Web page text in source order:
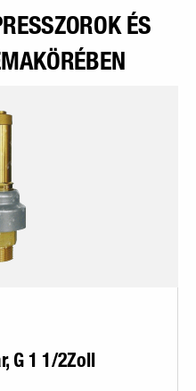
ÉS
G 1 1/2Zoll